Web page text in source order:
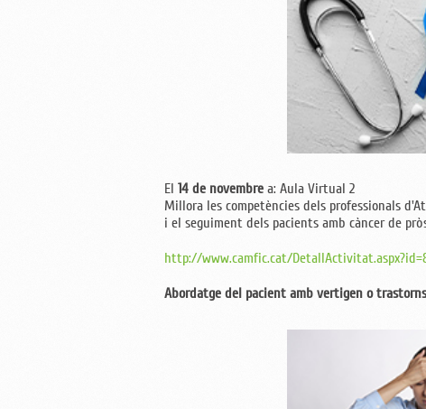
El 14 de novembre a: Aula Virtual 2
Millora les competències dels professionals
i el seguiment dels pacients amb càncer de
http://www.camfic.cat/
Abordatge del pacient amb vertigen o